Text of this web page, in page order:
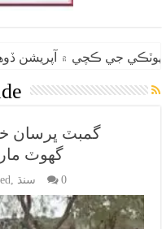
جي ڪچي ۾ آپريشن
گهوٽ
, سنڌ 0